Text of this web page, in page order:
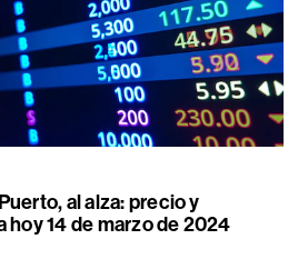
al alza: precio y
14 de marzo de 2024